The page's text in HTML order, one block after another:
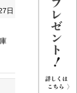
日